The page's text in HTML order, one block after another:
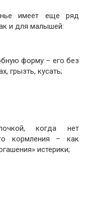
имеет еще ряд
и для малышей:
форму – его без
грызть, кусать;
когда нет
кормления – как
истерики;